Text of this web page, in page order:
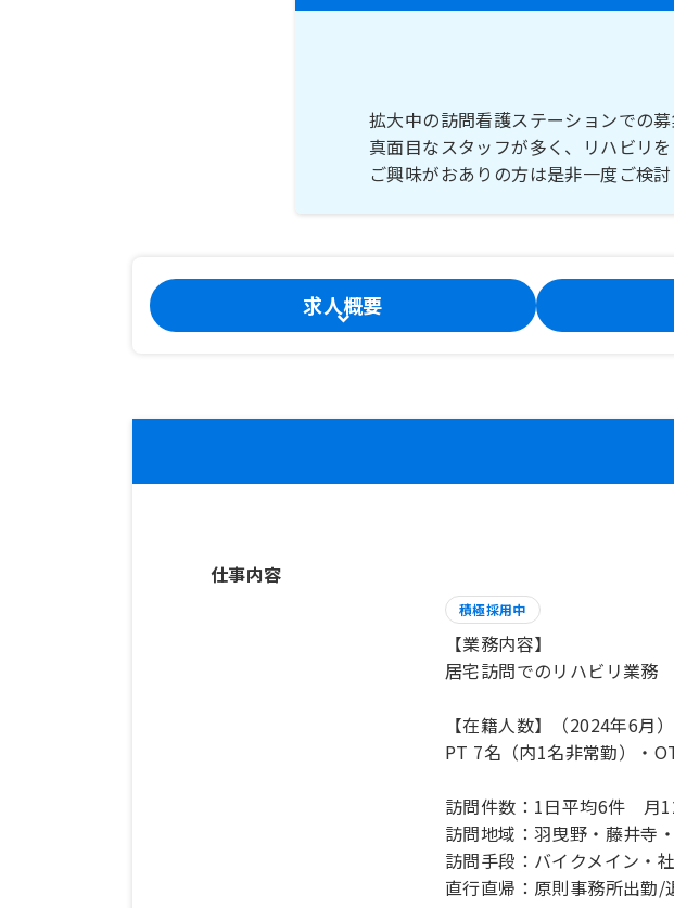
拡大中の訪問看護ステーションでの募
真面目なスタッフが多く、リハビリ
ご興味がおありの方は是非一度ご検討
求人概要
仕事内容
積極採用中
【業務内容】
居宅訪問でのリハビリ業務
【在籍人数】（2024年6月）
PT 7名（内1名非常勤）・
訪問件数：1日平均6件 月
訪問地域：羽曳野・藤井寺
訪問手段：バイクメイン・
直行直帰：原則事務所出勤